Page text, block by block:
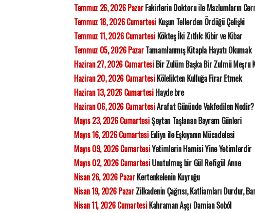
Temmuz 26, 2026 PazarFakirlerin Doktoru ile Mazlumların
Temmuz 18, 2026 Cumartesi Kuşun Tellerden Ördüğü Çelişki
Temmuz 11, 2026 Cumartesi Kökteş İki Zıtlık: Kibir ve Kibar
Temmuz 05, 2026 PazarTamamlanmış Kitapla Hayatı Okumak
Haziran 27, 2026 CumartesiBir Zulüm Başka Bir Zulmü Meşru
Haziran 20, 2026 CumartesiKölelikten Kulluğa Firar Etmek
Haziran 13, 2026 CumartesiHayde bre
Haziran 06, 2026 CumartesiArafat Gününde Vakfedilen Nedir?
Mayıs 23, 2026 CumartesiŞeytan Taşlanan Bayram Günleri
Mayıs 16, 2026 CumartesiEvliya ile Eşkıyanın Mücadelesi
Mayıs 09, 2026 CumartesiYetimlerin Hamisi Yine Yetimlerdir
Mayıs 02, 2026 CumartesiUnutulmuş bir Gül Refigül Anne
Nisan 26, 2026 PazarKertenkelenin Kuyruğu
Nisan 19, 2026 PazarZilkadenin Çağrısı, Katliamları Durdur,
Nisan 11, 2026 CumartesiKahraman Aşçı Damian Soból